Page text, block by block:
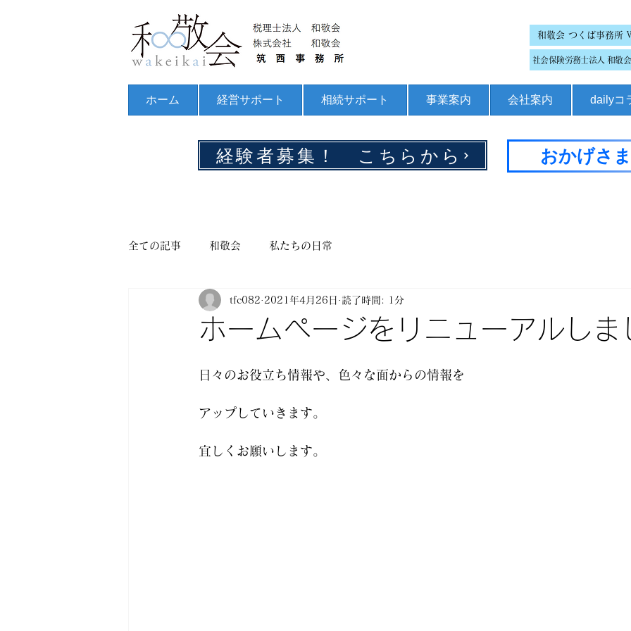
和敬会 つくば事務所
社会保険労務士法人 和敬
ホーム 経営サポート 相続サポート 事業案内 会社案内 dailyコ
経験者募集！ こちらから おかげさ
全ての記事 和敬会 私たちの日常
ホームページをリニューアルしま
tfc082 2021年4月26日 読了時間: 1分
日々のお役立ち情報や、色々な面からの情報を
アップしていきます。
宜しくお願いします。